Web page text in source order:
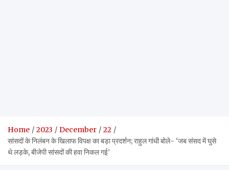
Home 2023 December
22
सांसदों के निलंबन के खिलाफ विपक्ष का बड़ा प्रदर्शन; राहुल गांधी बोले- ‘जब संसद में घुसे
थे लड़के, बीजेपी सांसदों की हवा निकल गई’